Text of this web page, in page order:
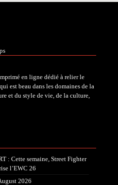
en ligne dédié à relier le
est beau dans les domaines de la
et du style de vie, de la culture,
: Cette semaine, Street Fighter
l’EWC 26
2026